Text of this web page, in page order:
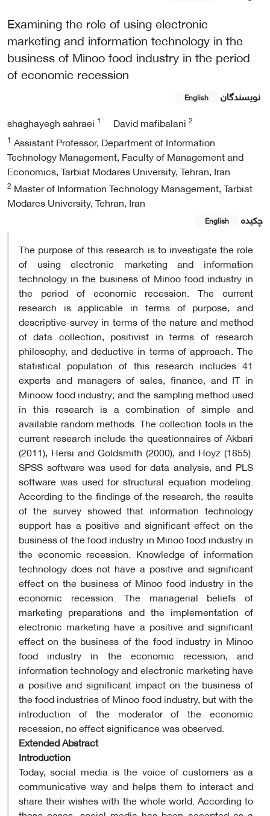
Examining the role of using electronic
marketing and information technology in the
business of Minoo food industry in the period
of economic recession
نویسندگان English
shaghayegh sahraei 1 David mafibalani 2
1 Assistant Professor, Department of Information
Technology Management, Faculty of Management and
Economics, Tarbiat Modares University, Tehran, Iran
2 Master of Information Technology Management, Tarbiat
Modares University, Tehran, Iran
چکیده
English
The purpose of this research is to investigate the role
of using electronic marketing and information
technology in the business of Minoo food industry in
the period of economic recession. The current
research is applicable in terms of purpose, and
descriptive-survey in terms of the nature and method
of data collection, positivist in terms of research
philosophy, and deductive in terms of approach. The
statistical population of this research includes 41
experts and managers of sales, finance, and IT in
Minoow food industry; and the sampling method used
in this research is a combination of simple and
available random methods. The collection tools in the
current research include the questionnaires of Akbari
(2011), Hersi and Goldsmith (2000), and Hoyz (1855).
SPSS software was used for data analysis, and PLS
software was used for structural equation modeling.
According to the findings of the research, the results
of the survey showed that information technology
support has a positive and significant effect on the
business of the food industry in Minoo food industry in
the economic recession. Knowledge of information
technology does not have a positive and significant
effect on the business of Minoo food industry in the
economic recession. The managerial beliefs of
marketing preparations and the implementation of
electronic marketing have a positive and significant
effect on the business of the food industry in Minoo
food industry in the economic recession, and
information technology and electronic marketing have
a positive and significant impact on the business of
the food industries of Minoo food industry, but with the
introduction of the moderator of the economic
recession, no effect significance was observed.
Extended Abstract
Introduction
Today, social media is the voice of customers as a
communicative way and helps them to interact and
share their wishes with the whole world. According to